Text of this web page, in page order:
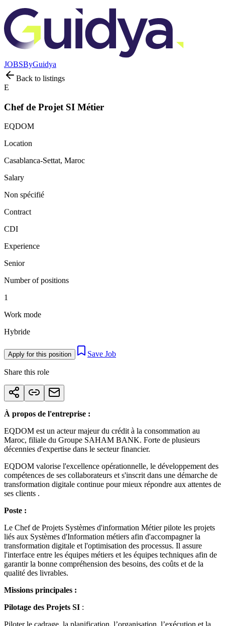
JOBSByGuidya
Back to listings
E
Chef de Projet SI Métier
EQDOM
Location
Casablanca-Settat, Maroc
Salary
Non spécifié
Contract
CDI
Experience
Senior
Number of positions
1
Work mode
Hybride
Apply for this position Save Job
Share this role
À propos de l'entreprise :
EQDOM est un acteur majeur du crédit à la consommation au
Maroc, filiale du Groupe SAHAM BANK. Forte de plusieurs
décennies d'expertise dans le secteur financier.
EQDOM valorise l'excellence opérationnelle, le développement des
compétences de ses collaborateurs et s'inscrit dans une démarche de
transformation digitale continue pour mieux répondre aux attentes de
ses clients .
Poste :
Le Chef de Projets Systèmes d'information Métier pilote les projets
liés aux Systèmes d'Information métiers afin d'accompagner la
transformation digitale et l'optimisation des processus. Il assure
l'interface entre les équipes métiers et les équipes techniques afin de
garantir la bonne compréhension des besoins, des coûts et de la
qualité des livrables.
Missions principales :
Pilotage des Projets SI :